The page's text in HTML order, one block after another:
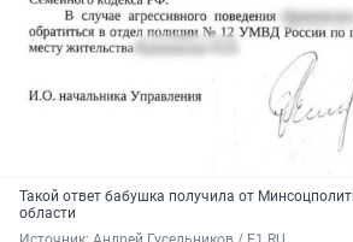
Такой ответ бабушка получила от
области